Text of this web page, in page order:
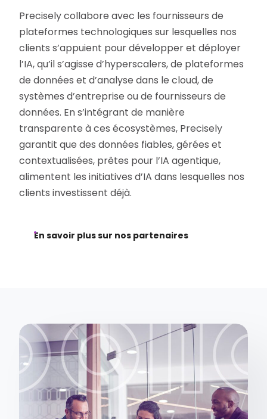
Precisely collabore avec les fournisseurs de
plateformes technologiques sur lesquelles nos
clients s’appuient pour développer et déployer
l’IA, qu’il s’agisse d’hyperscalers, de plateformes
de données et d’analyse dans le cloud, de
systèmes d’entreprise ou de fournisseurs de
données. En s’intégrant de manière
transparente à ces écosystèmes, Precisely
garantit que des données fiables, gérées et
contextualisées, prêtes pour l’IA agentique,
alimentent les initiatives d’IA dans lesquelles nos
clients investissent déjà.
En savoir plus sur nos partenaires